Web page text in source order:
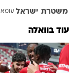
משטרת ישראל עומאן
עוד בוואלה